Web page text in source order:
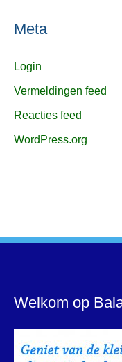
Meta
Login
Vermeldingen feed
Reacties feed
WordPress.org
Welkom op